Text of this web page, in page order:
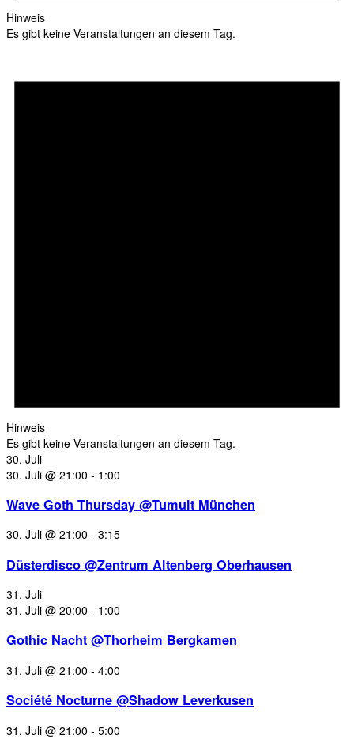
Hinweis
Es gibt keine Veranstaltungen an diesem Tag.
Hinweis
Es gibt keine Veranstaltungen an diesem Tag.
30. Juli
30. Juli @ 21:00 - 1:00
Wave Goth Thursday @Tumult München
30. Juli @ 21:00 - 3:15
Düsterdisco @Zentrum Altenberg Oberhausen
31. Juli
31. Juli @ 20:00 - 1:00
Gothic Nacht @Thorheim Bergkamen
31. Juli @ 21:00 - 4:00
Société Nocturne @Shadow Leverkusen
31. Juli @ 21:00 - 5:00